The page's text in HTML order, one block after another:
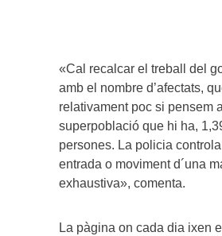
«Cal recalcar el treball del
amb el nombre d’afectats,
relativament poc si pensem
superpoblació que hi ha,
persones. La policia
entrada o moviment d´una
exhaustiva», comenta.
La pàgina on cada dia ixen